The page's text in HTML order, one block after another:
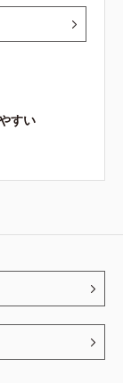
すい